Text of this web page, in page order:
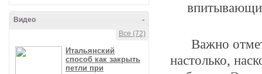
-
Видео
Все (72)
Итальянский
способ как закрыть
петли при
Важно
настолько,